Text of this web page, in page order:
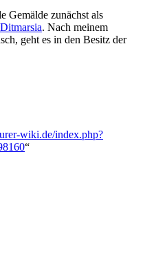
Gemälde zunächst als
Ditmarsia. Nach meinem
geht es in den Besitz der
wiki.de/index.php?
“